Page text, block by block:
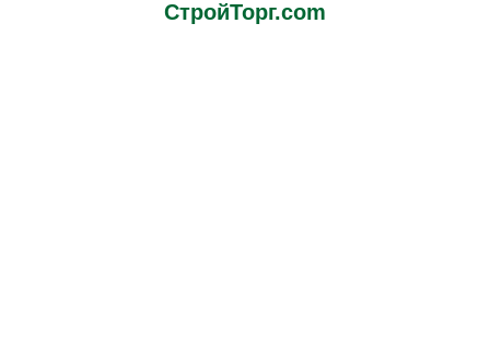
СтройТорг.com